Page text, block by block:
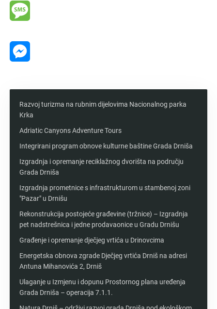
Razvoj turizma na rubnim dijelovima Nacionalnog parka
Krka
Adriatic Canyons Adventure Tours
Integrirani program obnove kulturne baštine Grada Drniša
Izgradnja i opremanje reciklažnog dvorišta na području
Grada Drniša
Izgradnja prometnice s infrastrukturom u stambenoj zoni
"Pazar" u Drnišu
Rekonstrukcija postojeće građevine (tržnice) – Izgradnja
pet nadstrešnica i jedne prodavaonice u Gradu Drnišu
Građenje i opremanje dječjeg vrtića u Drinovcima
Energetska obnova zgrade Dječjeg vrtića Drniš na adresi
Antuna Mihanovića 2, Drniš
Ulaganje u Izmjenu i dopunu Prostornog plana uređenja
Grada Drniša – operacija 7.1.1.